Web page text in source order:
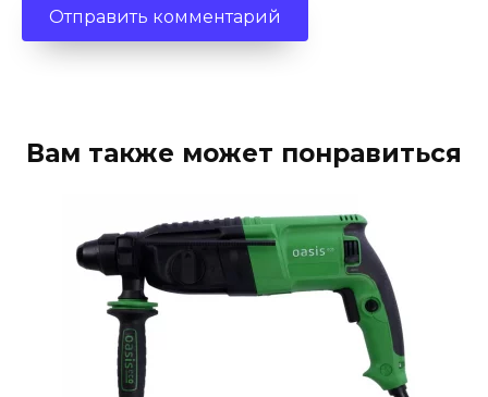
Вам также может понравиться